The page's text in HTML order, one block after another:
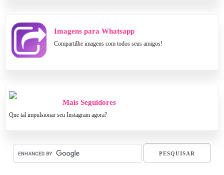
Imagens para Whatsapp
Compartilhe imagens com todos seus amigos!
Mais Seguidores
Que tal impulsionar seu Instagram agora?